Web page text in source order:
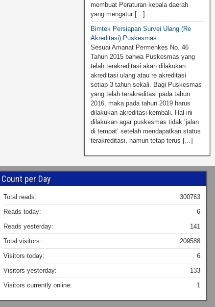
membuat Peraturan kepala daerah
yang mengatur […]
Bimtek Persiapan Survei Ulang (Re
Akreditasi) Puskesmas
Sesuai Amanat Permenkes No. 46
Tahun 2015 bahwa Puskesmas yang
telah terakreditasi akan dilakukan
akreditasi ulang atau re akreditasi
setiap 3 tahun sekali. Bagi Puskesmas
yang telah terakreditasi pada tahun
2016, maka pada tahun 2019 harus
dilakukan akreditasi kembali. Hal ini
dilakukan agar puskesmas tidak ‘jalan
di tempat’ setelah mendapatkan status
terakreditasi, namun tetap terus […]
Count per Day
300763
Total reads:
6
Reads today:
141
Reads yesterday:
209588
Total visitors:
6
Visitors today:
133
Visitors yesterday:
1
Visitors currently online: